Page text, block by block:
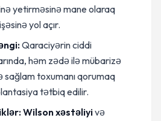
yetirməsinə mane olaraq
yol açır.
Qaraciyərin ciddi
həm zədə ilə mübarizə
sağlam toxumanı qorumaq
tətbiq edilir.
Wilson xəstəliyivə